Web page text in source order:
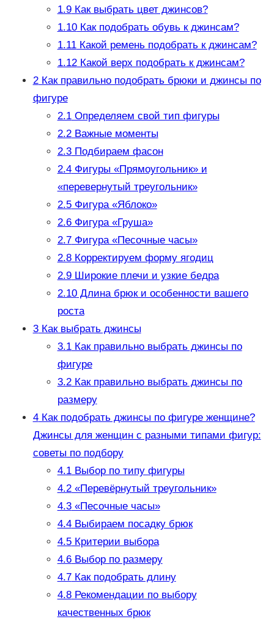
1.9Как выбрать цвет джинсов?
1.10Как подобрать обувь к джинсам?
1.11Какой ремень подобрать к джинсам?
1.12Какой верх подобрать к джинсам?
2Как правильно подобрать брюки и джинсы по
фигуре
2.1Определяем свой тип фигуры
2.2Важные моменты
2.3Подбираем фасон
2.4Фигуры «Прямоугольник» и
«перевернутый треугольник»
2.5Фигура «Яблоко»
2.6Фигура «Груша»
2.7Фигура «Песочные часы»
2.8Корректируем форму ягодиц
2.9Широкие плечи и узкие бедра
2.10Длина брюк и особенности вашего
роста
3Как выбрать джинсы
3.1Как правильно выбрать джинсы по
фигуре
3.2Как правильно выбрать джинсы по
размеру
4Как подобрать джинсы по фигуре женщине?
Джинсы для женщин с разными типами фигур:
советы по подбору
4.1Выбор по типу фигуры
4.2«Перевёрнутый треугольник»
4.3«Песочные часы»
4.4Выбираем посадку брюк
4.5Критерии выбора
4.6Выбор по размеру
4.7Как подобрать длину
4.8Рекомендации по выбору
качественных брюк